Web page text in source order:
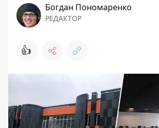
Богдан Пономаренко
РЕДАКТОР
👍